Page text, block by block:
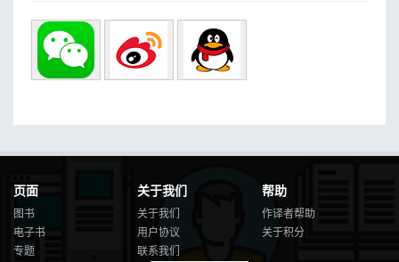
页面
图书
电子书
专题
关于我们
关于我们
用户协议
联系我们
帮助
作译者帮助
关于积分